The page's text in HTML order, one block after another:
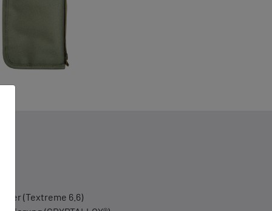
(Textreme 6.6)